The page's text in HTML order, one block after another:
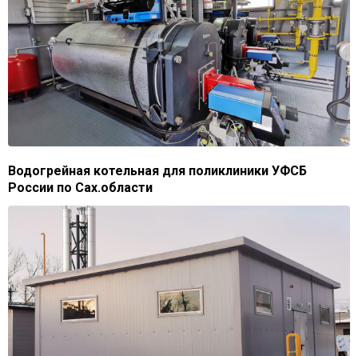
Водогрейная котельная для поликлиники УФСБ
России по Сах.области